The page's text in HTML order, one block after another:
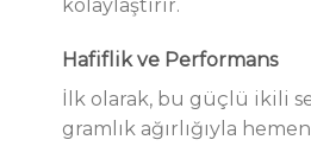
kolaylaştırır.
Hafiflik ve Performans
İlk olarak, bu güçlü ikili
gramlık ağırlığıyla hemen